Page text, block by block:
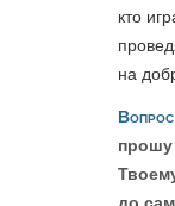
кто
на
до